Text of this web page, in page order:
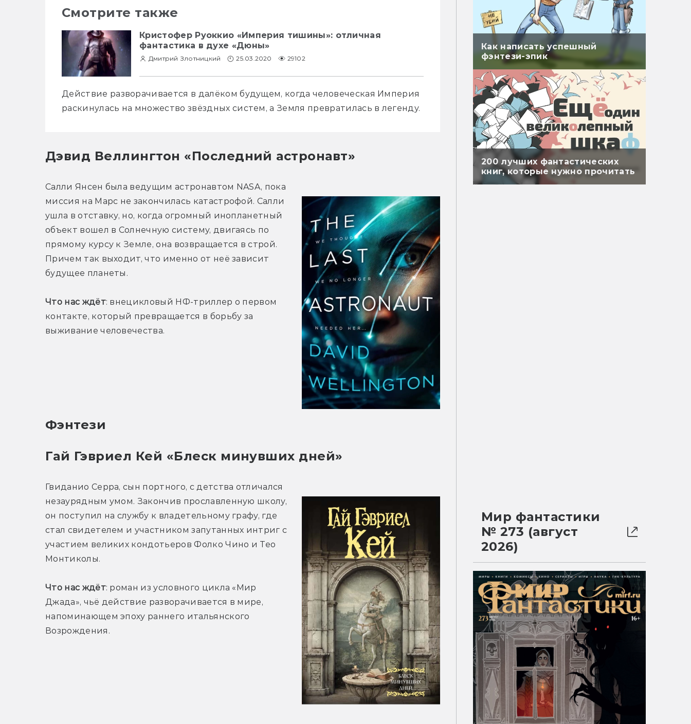
Смотрите также
Кристофер Руоккио «Империя тишины»: отличная
фантастика в духе «Дюны»
Дмитрий Злотницкий 25.03.2020 29102
Действие разворачивается в далёком будущем, когда человеческая Империя
раскинулась на множество звёздных систем, а Земля превратилась в легенду.
Дэвид Веллингтон «Последний астронавт»
Салли Янсен была ведущим астронавтом NASA, пока
миссия на Марс не закончилась катастрофой. Салли
ушла в отставку, но, когда огромный инопланетный
объект вошел в Солнечную систему, двигаясь по
прямому курсу к Земле, она возвращается в строй.
Причем так выходит, что именно от неё зависит
будущее планеты.
Что нас ждёт: внецикловый НФ-триллер о первом
контакте, который превращается в борьбу за
выживание человечества.
Фэнтези
Гай Гэвриел Кей «Блеск минувших дней»
Гвиданио Серра, сын портного, с детства отличался
незаурядным умом. Закончив прославленную школу,
он поступил на службу к владетельному графу, где
стал свидетелем и участником запутанных интриг с
участием великих кондотьеров Фолко Чино и Тео
Монтиколы.
Что нас ждёт: роман из условного цикла «Мир
Джада», чьё действие разворачивается в мире,
напоминающем эпоху раннего итальянского
Возрождения.
Как написать успешный
фэнтези-эпик
200 лучших фантастических
книг, которые нужно прочитать
Мир фантастики
№ 273 (август
2026)